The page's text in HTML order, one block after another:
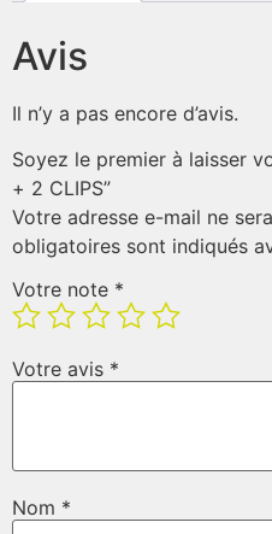
Avis
Il n’y a pas encore d’avis.
Soyez le premier à laisser
+ 2 CLIPS”
Votre adresse e-mail ne
obligatoires sont indiqués
Votre note *
Votre avis *
Nom *